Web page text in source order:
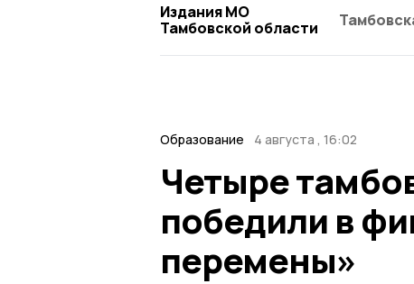
Издания МО
Тамбовской области
Образование 4 августа , 16:02
Четыре
победили в
перемены»